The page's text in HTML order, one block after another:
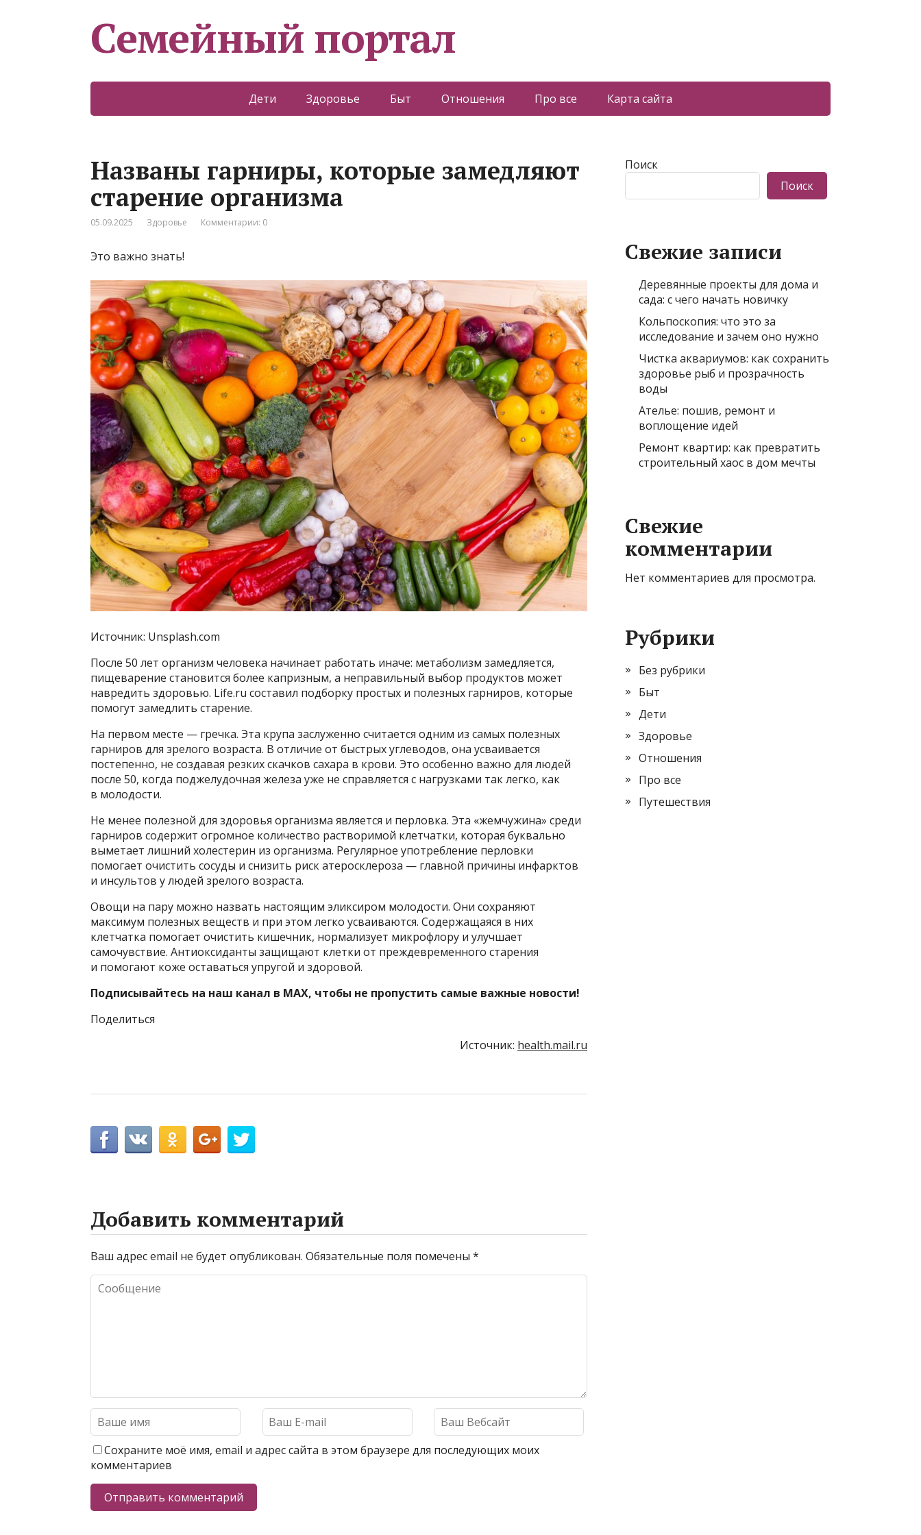
Семейный портал
Дети Здоровье Быт Отношения Про все Карта сайта
Названы гарниры, которые замедляют
старение организма
05.09.2025 Здоровье Комментарии: 0
Это важно знать!
Источник: Unsplash.com
После 50 лет организм человека начинает работать иначе: метаболизм замедляется,
пищеварение становится более капризным, а неправильный выбор продуктов может
навредить здоровью. Life.ru составил подборку простых и полезных гарниров, которые
помогут замедлить старение.
На первом месте — гречка. Эта крупа заслуженно считается одним из самых полезных
гарниров для зрелого возраста. В отличие от быстрых углеводов, она усваивается
постепенно, не создавая резких скачков сахара в крови. Это особенно важно для людей
после 50, когда поджелудочная железа уже не справляется с нагрузками так легко, как
в молодости.
Не менее полезной для здоровья организма является и перловка. Эта «жемчужина» среди
гарниров содержит огромное количество растворимой клетчатки, которая буквально
выметает лишний холестерин из организма. Регулярное употребление перловки
помогает очистить сосуды и снизить риск атеросклероза — главной причины инфарктов
и инсультов у людей зрелого возраста.
Овощи на пару можно назвать настоящим эликсиром молодости. Они сохраняют
максимум полезных веществ и при этом легко усваиваются. Содержащаяся в них
клетчатка помогает очистить кишечник, нормализует микрофлору и улучшает
самочувствие. Антиоксиданты защищают клетки от преждевременного старения
и помогают коже оставаться упругой и здоровой.
Подписывайтесь на наш канал в MAX, чтобы не пропустить самые важные новости!
Поделиться
Источник: health.mail.ru
Добавить комментарий
Ваш адрес email не будет опубликован. Обязательные поля помечены *
Сохраните моё имя, email и адрес сайта в этом браузере для последующих моих
комментариев
Поиск
Поиск
Свежие записи
Деревянные проекты для дома и
сада: с чего начать новичку
Кольпоскопия: что это за
исследование и зачем оно нужно
Чистка аквариумов: как сохранить
здоровье рыб и прозрачность
воды
Ателье: пошив, ремонт и
воплощение идей
Ремонт квартир: как превратить
строительный хаос в дом мечты
Свежие
комментарии
Нет комментариев для просмотра.
Рубрики
Без рубрики
Быт
Дети
Здоровье
Отношения
Про все
Путешествия